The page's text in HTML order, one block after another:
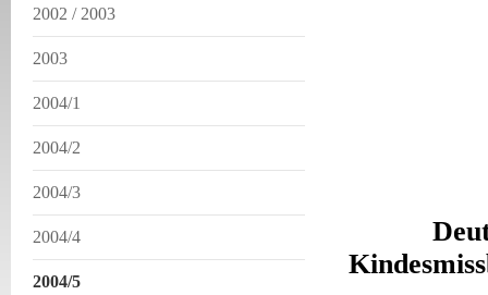
2002 / 2003
2003
2004/1
2004/2
2004/3
2004/4
2004/5